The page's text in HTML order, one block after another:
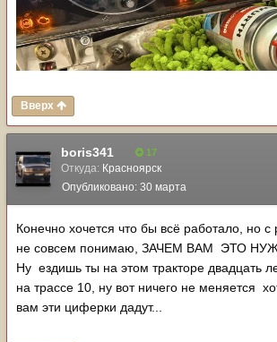
Вверх
boris341 17
Откуда: Красноярск
Опубликовано: 30 марта
Конечно хочется что бы всё работало, но с
не совсем понимаю, ЗАЧЕМ ВАМ ЭТО
Ну ездишь ты на этом тракторе двадцать
на трассе 10, ну вот ничего не меняется
вам эти циферки дадут...